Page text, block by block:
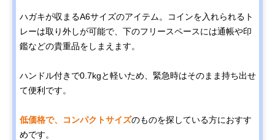
ハガキが収まるA6サイズのアイテム。コインを入れられるト
レーは取り外しが可能で、下のフリースペースには通帳や印
鑑などの貴重品をしまえます。
ハンドル付きで0.7kgと軽いため、緊急時はそのまま持ち出せ
て便利です。
低価格で、コンパクトサイズのものを探している方におすす
めです。